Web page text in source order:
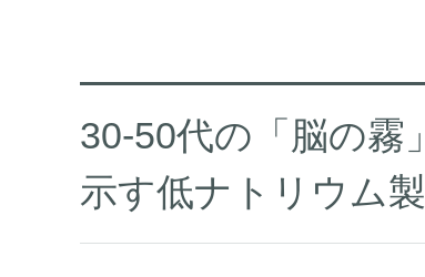
30-50代の「脳の霧
示す低ナトリウム